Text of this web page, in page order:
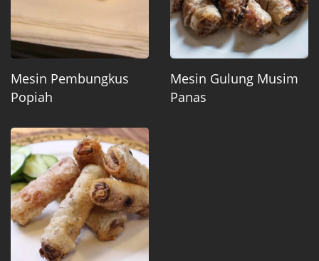
Mesin Pembungkus
Popiah
Mesin Gulung Musim
Panas